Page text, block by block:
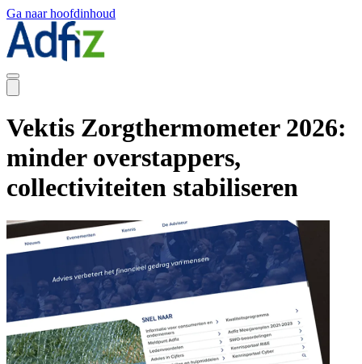
Ga naar hoofdinhoud
Vektis Zorgthermometer 2026:
minder overstappers,
collectiviteiten stabiliseren